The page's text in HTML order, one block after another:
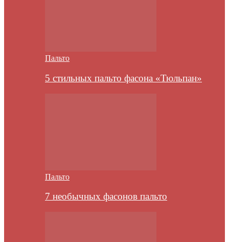
Пальто
5 стильных пальто фасона «Тюльпан»
Пальто
7 необычных фасонов пальто